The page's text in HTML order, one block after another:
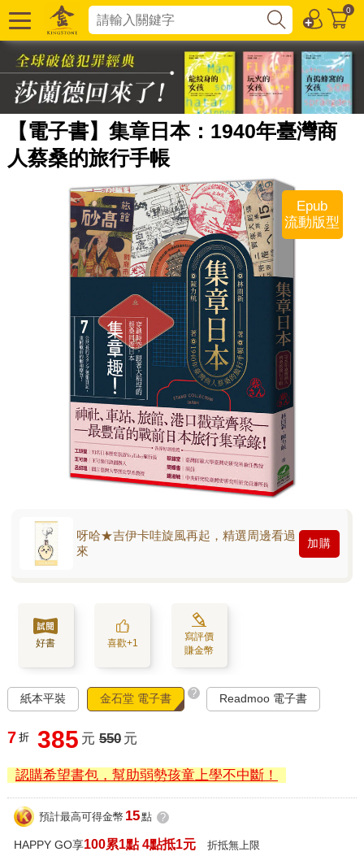
0
【電子書】集章日本：1940年臺灣商
人蔡桑的旅行手帳
Epub
流動版型
呀哈★吉伊卡哇旋風再起，精選周邊看過
來
加購
好書 喜歡+1
寫評價
賺金幣
紙本平裝 金石堂 電子書 ? Readmoo 電子書
7 折 385 元 550 元
認購希望書包，幫助弱勢孩童上學不中斷！
預計最高可得金幣 15點 ?
HAPPY GO享100累1點 4點抵1元 折抵無上限